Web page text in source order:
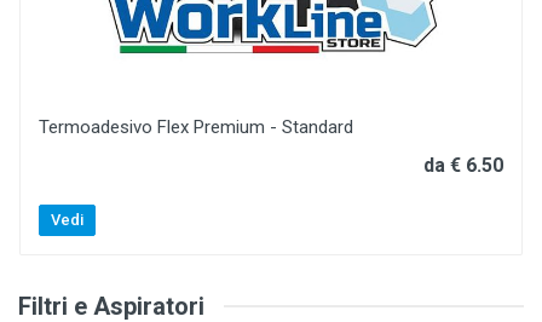
Termoadesivo Flex Premium - Standard
da € 6.50
Vedi
Filtri e Aspiratori